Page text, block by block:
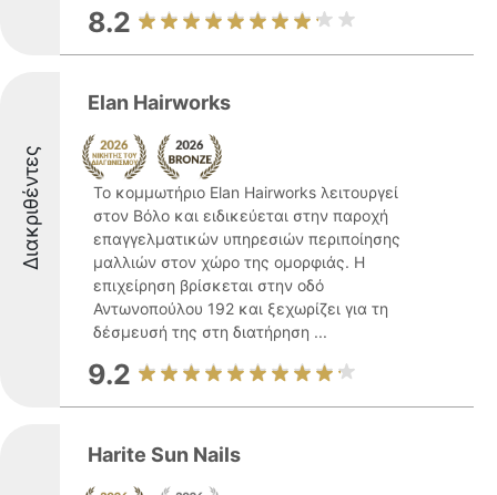
8.2
Διακριθέντες
Elan Hairworks
Το κομμωτήριο Elan Hairworks λειτουργεί
στον Βόλο και ειδικεύεται στην παροχή
επαγγελματικών υπηρεσιών περιποίησης
μαλλιών στον χώρο της ομορφιάς. Η
επιχείρηση βρίσκεται στην οδό
Αντωνοπούλου 192 και ξεχωρίζει για τη
δέσμευσή της στη διατήρηση ...
9.2
Harite Sun Nails